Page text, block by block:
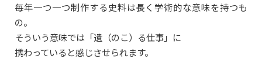
毎年一つ一つ制作する史料は長く学術的な意味を持つも
の。
そういう意味では「遺（のこ）る仕事」に
携わっていると感じさせられます。